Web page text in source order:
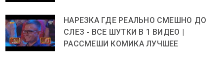
НАРЕЗКА ГДЕ РЕАЛЬНО СМЕШНО ДО
СЛЕЗ - ВСЕ ШУТКИ В 1 ВИДЕО |
РАССМЕШИ КОМИКА ЛУЧШЕЕ